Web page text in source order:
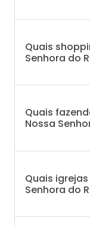
Quais
Senhora do
Quais
Nossa
Quais
Senhora do